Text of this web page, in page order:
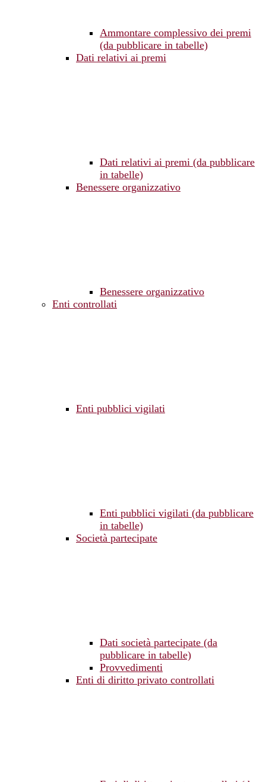
Ammontare complessivo dei premi
(da pubblicare in tabelle)
Dati relativi ai premi
Dati relativi ai premi (da pubblicare
in tabelle)
Benessere organizzativo
Benessere organizzativo
Enti controllati
Enti pubblici vigilati
Enti pubblici vigilati (da pubblicare
in tabelle)
Società partecipate
Dati società partecipate (da
pubblicare in tabelle)
Provvedimenti
Enti di diritto privato controllati